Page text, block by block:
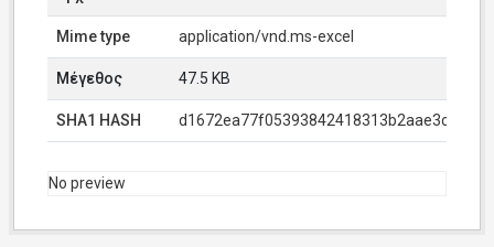
Mime type application/vnd.ms-excel
Μέγεθος 47.5 KB
SHA1 HASH
No preview